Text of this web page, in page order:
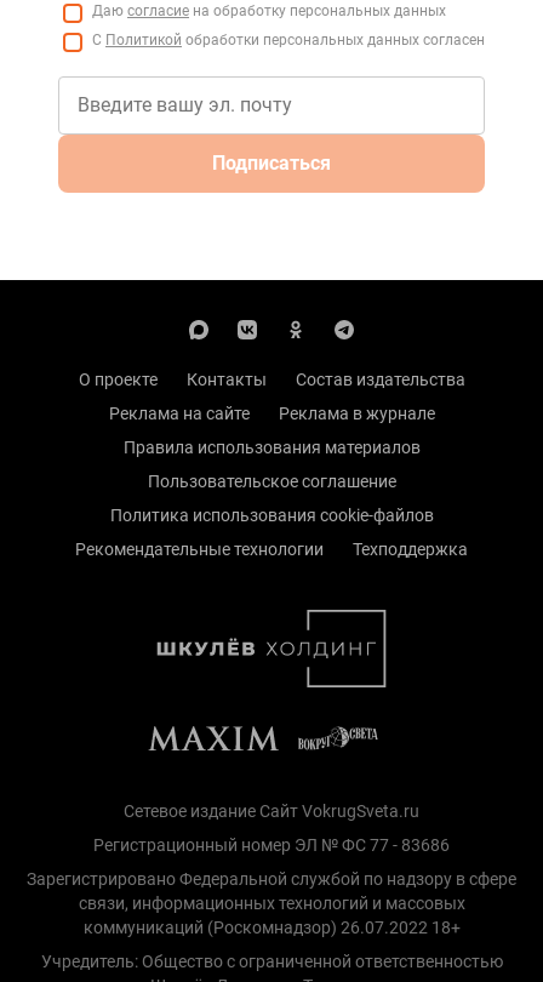
Даю согласие на обработку персональных данных
С Политикой обработки персональных данных согласен
Подписаться
О проекте Контакты
Состав издательства
Реклама на сайте
Реклама в журнале
Правила использования материалов
Пользовательское соглашение
Политика использования cookie-файлов
Рекомендательные технологии
Техподдержка
Сетевое издание Сайт VokrugSveta.ru
Регистрационный номер ЭЛ № ФС 77 - 83686
Зарегистрировано Федеральной службой по надзору в сфере
связи, информационных технологий и массовых
коммуникаций (Роскомнадзор) 26.07.2022 18+
Учредитель: Общество с ограниченной ответственностью